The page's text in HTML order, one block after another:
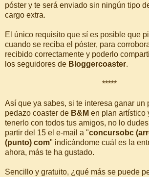
póster y te será enviado sin ningún tipo
cargo extra.
El único requisito que sí es posible que
cuando se reciba el póster, para
recibido correctamente y poderlo
los seguidores de Bloggercoaster.
*****
Así que ya sabes, si te interesa ganar un
pedazo coaster de B&M en plan artístico
tenerlo con todos tus amigos, no lo
partir del 15 el e-mail a "concursobc
(punto) com" indicándome cuál es la
ahora, más te ha gustado.
Sencillo y gratuito, ¿qué más se puede